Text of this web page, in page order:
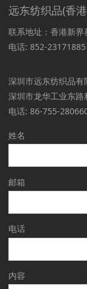
远东纺织品(香
联系地址：香港新
电话: 852-
深圳市远东纺织品有
深圳市龙华工业东
电话: 86-755-
姓名
邮箱
电话
内容